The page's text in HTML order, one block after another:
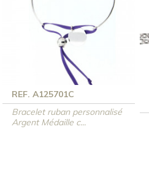
REF. A125701C
Bracelet ruban personnalisé
Argent Médaille c...